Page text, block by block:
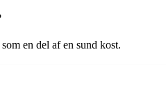
en del af en sund kost.